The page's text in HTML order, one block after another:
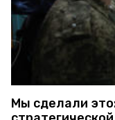
Мы сделали